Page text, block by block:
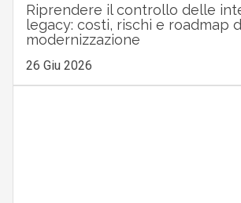
Riprendere il controllo delle
legacy: costi, rischi e roadmap
modernizzazione
26 Giu 2026